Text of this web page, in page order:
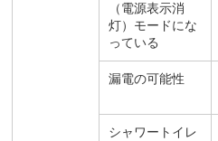
（電源表示消
灯）モードにな
っている
漏電の可能性
シャワートイレ